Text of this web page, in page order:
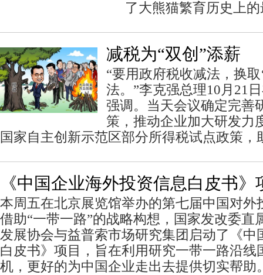
了大熊猫繁育历史上
减税为“双创”添薪
“要用政府税收减法，换取
法。”李克强总理10月21
强调。当天会议确定完善
策，推动企业加大研发力
国家自主创新示范区部分所得税试点政策，
《中国企业海外投资信息白皮书》
本周五在北京展览馆举办的第七届中国对外
借助“一带一路”的战略构想，国家发改委直
发展协会与益普索市场研究集团启动了《中
白皮书》项目，旨在利用研究一带一路沿线
机，更好的为中国企业走出去提供切实帮助